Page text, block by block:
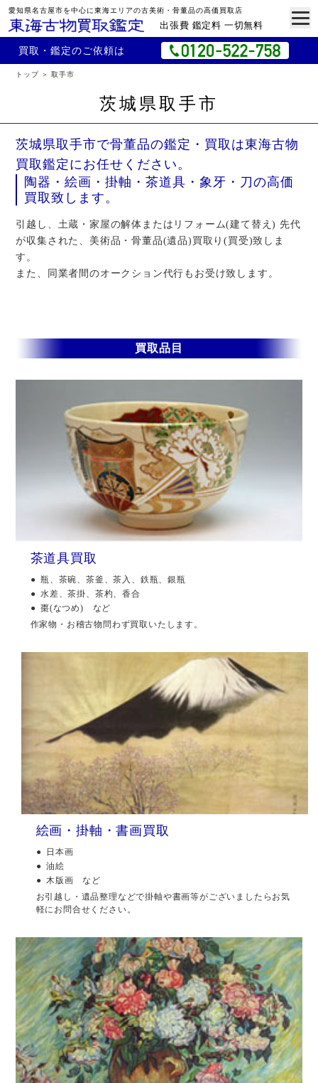
愛知県名古屋市を中心に東海エリアの古美術・骨董品の高価買取店
出張費 鑑定料 一切無料
買取・鑑定のご依頼は
トップ 取手市
茨城県取手市
茨城県取手市で骨董品の鑑定・買取は東海古物
買取鑑定にお任せください。
陶器・絵画・掛軸・茶道具・象牙・刀の高価
買取致します。
引越し、土蔵・家屋の解体またはリフォーム(建て替え) 先代
が収集された、美術品・骨董品(遺品)買取り(買受)致しま
す。
また、同業者間のオークション代行もお受け致します。
買取品目
茶道具買取
瓶、茶碗、茶釜、茶入、鉄瓶、銀瓶
水差、茶掛、茶杓、香合
棗(なつめ) など
作家物・お稽古物問わず買取いたします。
絵画・掛軸・書画買取
日本画
油絵
木版画 など
お引越し・遺品整理などで掛軸や書画等がございましたらお気
軽にお問合せください。